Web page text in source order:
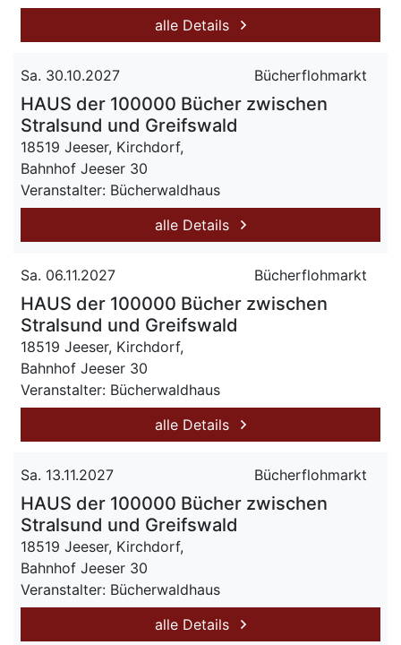
alle Details
Sa. 30.10.2027 Bücherflohmarkt
HAUS der 100000 Bücher zwischen
Stralsund und Greifswald
18519 Jeeser, Kirchdorf,
Bahnhof Jeeser 30
Veranstalter: Bücherwaldhaus
alle Details
Sa. 06.11.2027 Bücherflohmarkt
HAUS der 100000 Bücher zwischen
Stralsund und Greifswald
18519 Jeeser, Kirchdorf,
Bahnhof Jeeser 30
Veranstalter: Bücherwaldhaus
alle Details
Sa. 13.11.2027 Bücherflohmarkt
HAUS der 100000 Bücher zwischen
Stralsund und Greifswald
18519 Jeeser, Kirchdorf,
Bahnhof Jeeser 30
Veranstalter: Bücherwaldhaus
alle Details